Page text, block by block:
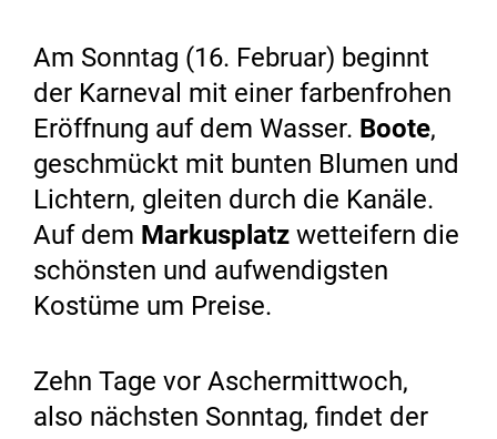
Am Sonntag (16. Februar) beginnt
der Karneval mit einer farbenfrohen
Eröffnung auf dem Wasser. Boote,
geschmückt mit bunten Blumen und
Lichtern, gleiten durch die Kanäle.
Auf dem Markusplatz wetteifern die
schönsten und aufwendigsten
Kostüme um Preise.
Zehn Tage vor Aschermittwoch,
also nächsten Sonntag, findet der